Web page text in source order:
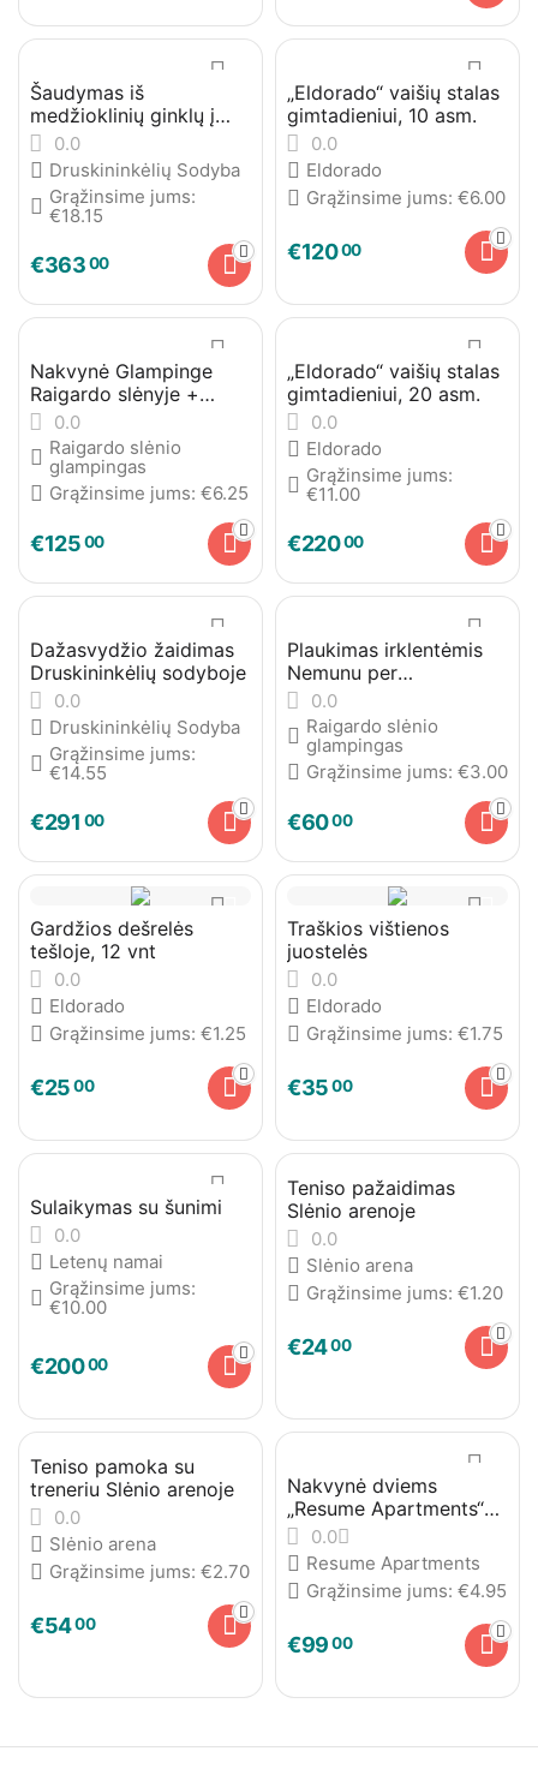
Šaudymas iš
medžioklinių ginklų į
skriejančias lėkštutes
0.0
Druskininkėlių Sodyba
Grąžinsime jums:
€18.15
€36300
„Eldorado“ vaišių stalas
gimtadieniui, 10 asm.
0.0
Eldorado
Grąžinsime jums: €6.00
€12000
Nakvynė Glampinge
Raigardo slėnyje +
plaukimas irklentėmis
Nemunu per
Druskininkus
0.0
Raigardo slėnio
glampingas
Grąžinsime jums: €6.25
€12500
„Eldorado“ vaišių stalas
gimtadieniui, 20 asm.
0.0
Eldorado
Grąžinsime jums:
€11.00
€22000
Dažasvydžio žaidimas
Druskininkėlių sodyboje
0.0
Druskininkėlių Sodyba
Grąžinsime jums:
€14.55
€291 00
Plaukimas irklentėmis
Nemunu per
Druskininkus
0.0
Raigardo slėnio
glampingas
Grąžinsime jums: €3.00
€6000
Gardžios dešrelės
tešloje, 12 vnt
0.0
Eldorado
Grąžinsime jums: €1.25
€2500
Traškios vištienos
juostelės
0.0
Eldorado
Grąžinsime jums: €1.75
€3500
Sulaikymas su šunimi
0.0
Letenų namai
Grąžinsime jums:
€10.00
€20000
Teniso pažaidimas
Slėnio arenoje
0.0
Slėnio arena
Grąžinsime jums: €1.20
€2400
Teniso pamoka su
treneriu Slėnio arenoje
0.0
Slėnio arena
Grąžinsime jums: €2.70
€5400
Nakvynė dviems
„Resume Apartments“
Kauno centre su
pusryčiais
0.0
Resume Apartments
Grąžinsime jums: €4.95
€9900